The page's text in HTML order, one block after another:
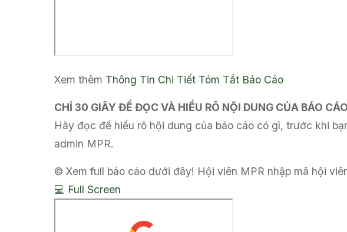
Xem thêm Thông Tin Chi Tiết Tóm Tắt Báo Cáo
CHỈ 30 GIÂY ĐỂ ĐỌC VÀ HIỂU RÕ NỘI DUNG CỦA BÁO CÁO
Hãy đọc để hiểu rõ hội dung của báo cáo có gì, trước khi
admin MPR.
© Xem full báo cáo dưới đây! Hội viên MPR nhập mã hội
💻 Full Screen